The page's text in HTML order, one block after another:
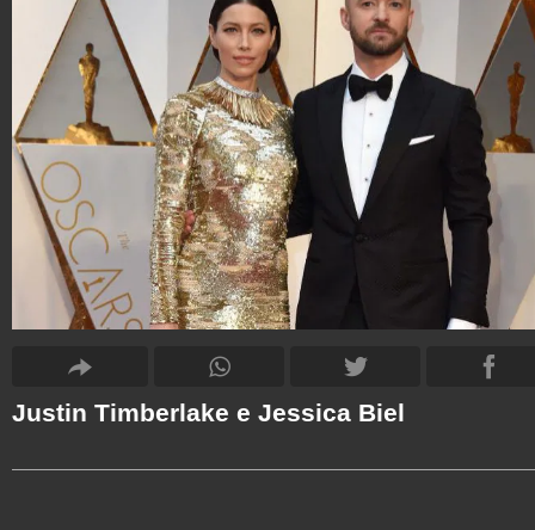
Justin Timberlake e Jessica Biel